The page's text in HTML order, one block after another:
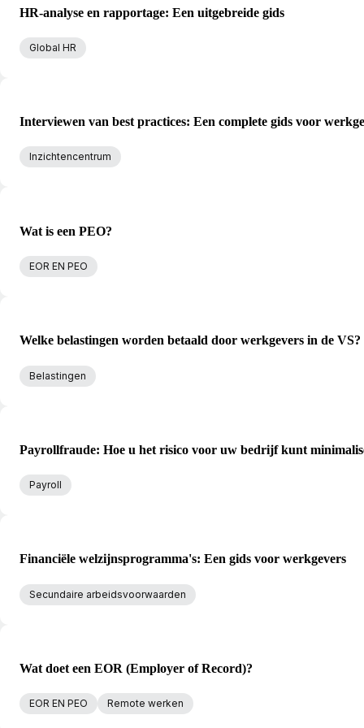
HR-analyse en rapportage: Een uitgebreide gids
Global HR
Interviewen van best practices: Een complete gids voor
Inzichtencentrum
Wat is een PEO?
EOR EN PEO
Welke belastingen worden betaald door werkgevers in de VS?
Belastingen
Payrollfraude: Hoe u het risico voor uw bedrijf kunt
Payroll
Financiële welzijnsprogramma's: Een gids voor werkgevers
Secundaire arbeidsvoorwaarden
Wat doet een EOR (Employer of Record)?
EOR EN PEO Remote werken